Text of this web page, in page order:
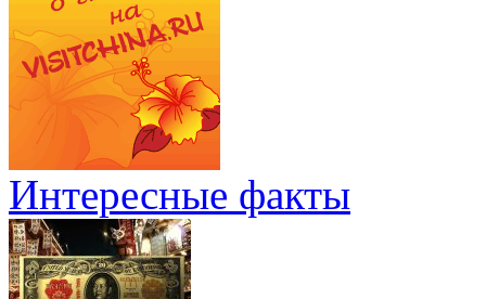
Интересные факты